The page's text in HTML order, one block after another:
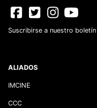
Suscribirse a nuestro boletín
ALIADOS
IMCINE
CCC